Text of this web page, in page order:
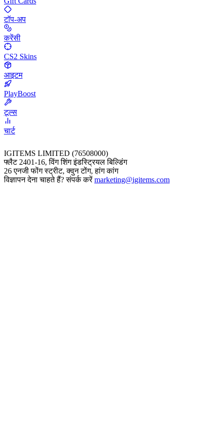
टॉप-अप
करेंसी
CS2 Skins
आइटम
PlayBoost
टूल्स
चार्ट
IGITEMS LIMITED (76508000)
फ्लैट 2401-16, विंग शिंग इंडस्ट्रियल बिल्डिंग
26 एनजी फोंग स्ट्रीट, क्वुन टोंग, हांग कांग
विज्ञापन देना चाहते हैं? संपर्क करेंmarketing@igitems.com